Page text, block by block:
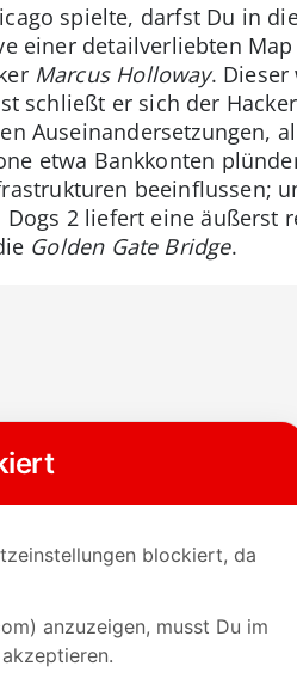
spielte, darfst Du in
einer detailverliebten
Marcus Holloway. Dieser
schließt er sich der
Auseinandersetzungen,
etwa Bankkonten
beeinflussen;
2 liefert eine äußerst
Golden Gate Bridge.